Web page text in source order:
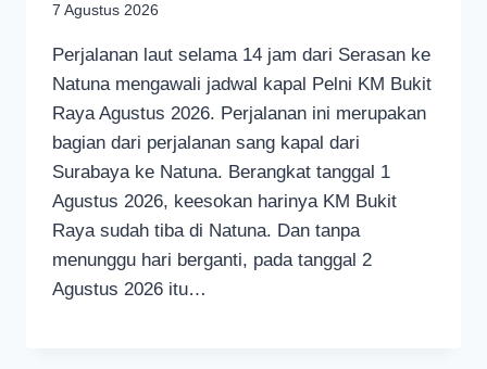
7 Agustus 2026
Perjalanan laut selama 14 jam dari Serasan ke
Natuna mengawali jadwal kapal Pelni KM Bukit
Raya Agustus 2026. Perjalanan ini merupakan
bagian dari perjalanan sang kapal dari
Surabaya ke Natuna. Berangkat tanggal 1
Agustus 2026, keesokan harinya KM Bukit
Raya sudah tiba di Natuna. Dan tanpa
menunggu hari berganti, pada tanggal 2
Agustus 2026 itu…